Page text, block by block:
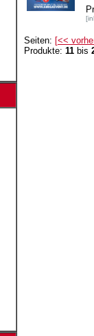
Seiten: [<<
Produkte: 11bis